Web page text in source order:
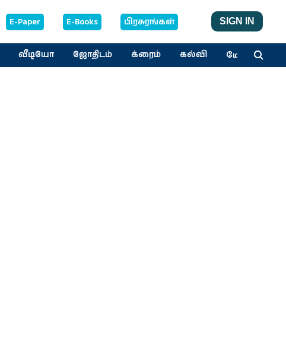
E-Paper E-Books பிரசுரங்கள் SIGN IN
வீடியோ ஜோதிடம் க்ரைம் கல்வி மேலும்